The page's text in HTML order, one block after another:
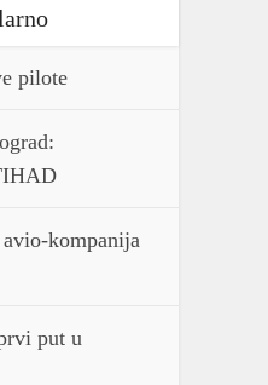
pilote
kompanija
put u